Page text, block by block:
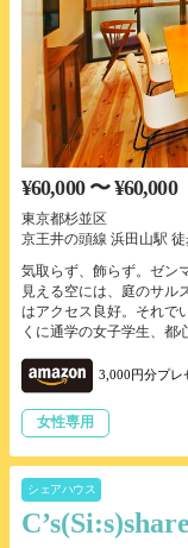
¥60,000 〜 ¥60,000
東京都杉並区
京王井の頭線 浜田山駅
気取らず、飾らず。ゼン
見える空には、庭のサル
はアクセス良好。それで
くに通学の女子学生、都
3,000円分プレ
女性専用
シェアハウス